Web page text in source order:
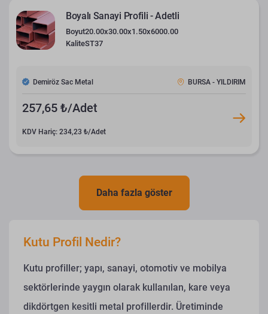
Boyalı Sanayi Profili - Adetli
Boyut20.00x30.00x1.50x6000.00
KaliteST37
Demiröz Sac Metal BURSA - YILDIRIM
257,65 ₺/Adet
KDV Hariç: 234,23 ₺/Adet
Daha fazla göster
Kutu Profil Nedir?
Kutu profiller; yapı, sanayi, otomotiv ve mobilya
sektörlerinde yaygın olarak kullanılan, kare veya
dikdörtgen kesitli metal profillerdir. Üretiminde